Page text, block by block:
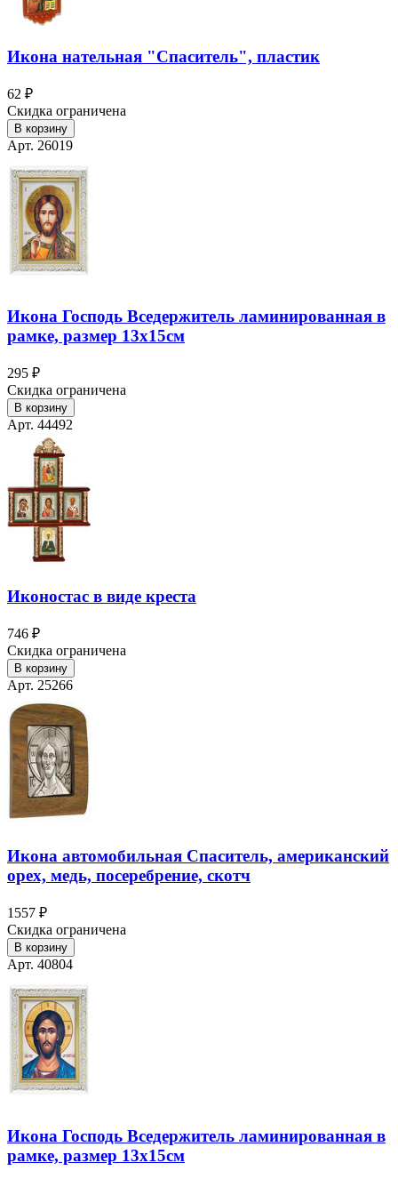
Икона нательная "Спаситель", пластик
62 ₽
Скидка ограничена
В корзину
Арт. 26019
Икона Господь Вседержитель ламинированная в
рамке, размер 13х15см
295 ₽
Скидка ограничена
В корзину
Арт. 44492
Иконостас в виде креста
746 ₽
Скидка ограничена
В корзину
Арт. 25266
Икона автомобильная Спаситель, американский
орех, медь, посеребрение, скотч
1557 ₽
Скидка ограничена
В корзину
Арт. 40804
Икона Господь Вседержитель ламинированная в
рамке, размер 13х15см